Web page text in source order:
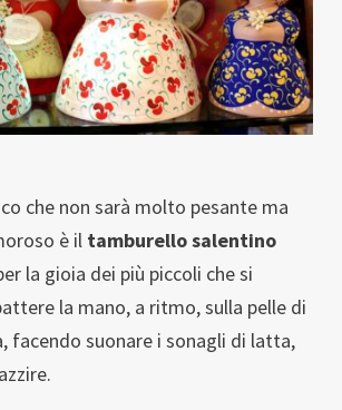
che non sarà molto pesante ma
è il tamburello salentino
la gioia dei più piccoli che si
la mano, a ritmo, sulla pelle di
facendo suonare i sonagli di latta,